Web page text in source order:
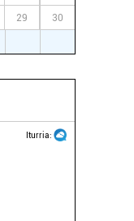
29 30
Iturria: